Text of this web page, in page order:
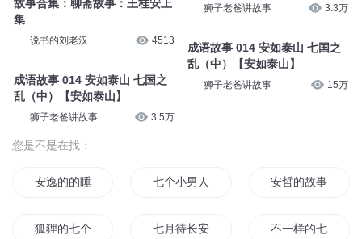
故事合集：聊斋故事：王桂安上
集
说书的刘老汉 4513
成语故事 014 安如泰山 七国之
乱（中）【安如泰山】
狮子老爸讲故事 3.5万
狮子老爸讲故事 3.3万
成语故事 014 安如泰山 七国之
乱（中）【安如泰山】
狮子老爸讲故事 15万
您是不是在找：
安逸的的睡前故事 七个小男人的故事 安哲的故事
狐狸的七个故事 七月待长安 不一样的七月与